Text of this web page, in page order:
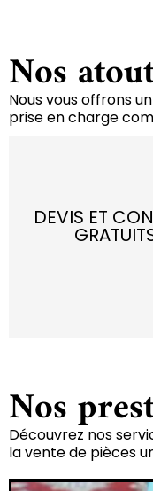
Nos
Nous vous offrons
prise en charge
DEVIS ET
Nos
Découvrez nos
la vente de pièces